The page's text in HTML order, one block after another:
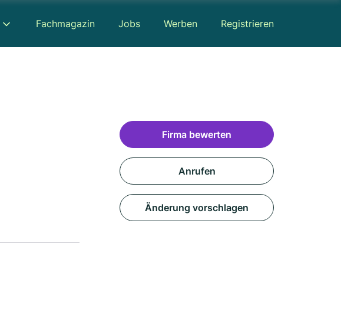
Fachmagazin Jobs Werben Registrieren
Firma bewerten
Anrufen
Änderung vorschlagen